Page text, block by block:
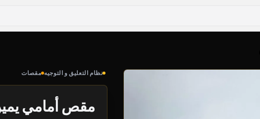
نظام التعليق و التوجيه مقصات
مقص أمامي